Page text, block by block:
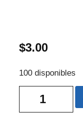
$3.00
100 disponibles